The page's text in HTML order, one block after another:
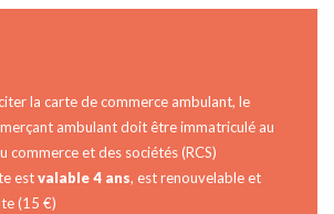
la carte de commerce ambulant, le
ambulant doit être immatriculé au
commerce et des sociétés (RCS)
estvalable 4 ans, est renouvelable et
(15 €)